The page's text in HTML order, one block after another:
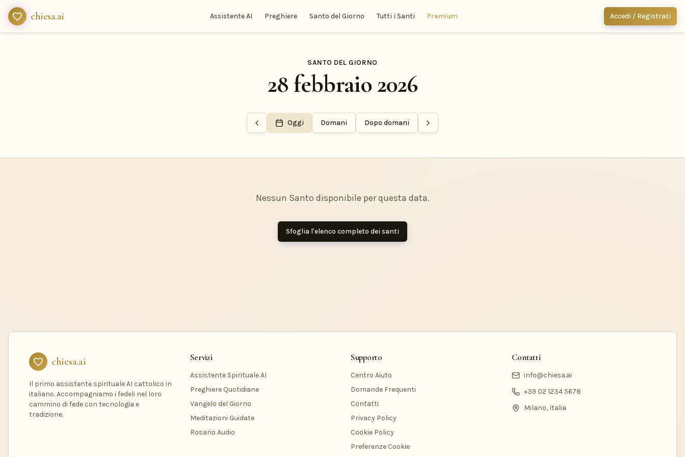
chiesa.ai Assistente AI Preghiere Santo del Giorno Tutti i Santi Premium Accedi / Registrati
SANTO DEL GIORNO
28 febbraio 2026
Oggi Domani Dopo domani
Nessun Santo disponibile per questa data.
Sfoglia l'elenco completo dei santi
chiesa.ai
Il primo assistente spirituale AI cattolico in
italiano. Accompagniamo i fedeli nel loro
cammino di fede con tecnologia e
tradizione.
Servizi
Assistente Spirituale AI
Preghiere Quotidiane
Vangelo del Giorno
Meditazioni Guidate
Rosario Audio
Supporto
Centro Aiuto
Domande Frequenti
Contatti
Privacy Policy
Cookie Policy
Preferenze Cookie
Contatti
info@chiesa.ai
+39 02 1234 5678
Milano, Italia